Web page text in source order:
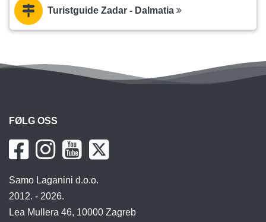
Turistguide Zadar - Dalmatia
FØLG OSS
Samo Laganini d.o.o.
2012. - 2026.
Lea Mullera 46, 10000 Zagreb